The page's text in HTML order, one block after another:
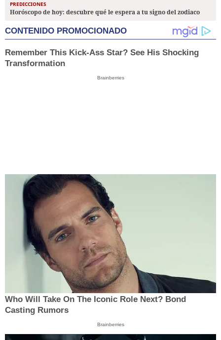
PREDICCIONES
Horóscopo de hoy: descubre qué le espera a tu signo del zodiaco
CONTENIDO PROMOCIONADO
Remember This Kick-Ass Star? See His Shocking
Transformation
Brainberries
Who Will Take On The Iconic Role Next? Bond
Casting Rumors
Brainberries